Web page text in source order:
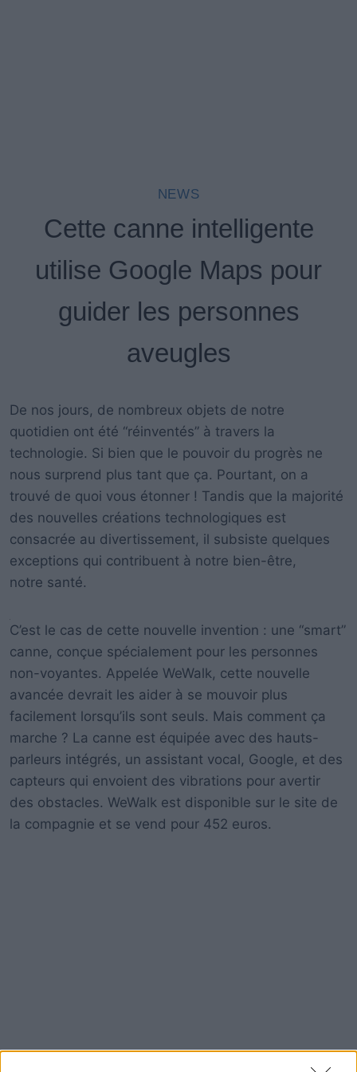
NEWS
Cette canne intelligente
utilise Google Maps pour
guider les personnes
aveugles
De nos jours, de nombreux objets de notre
quotidien ont été “réinventés” à travers la
technologie. Si bien que le pouvoir du progrès ne
nous surprend plus tant que ça. Pourtant, on a
trouvé de quoi vous étonner ! Tandis que la majorité
des nouvelles créations technologiques est
consacrée au divertissement, il subsiste quelques
exceptions qui contribuent à notre bien-être,
notre santé.
C’est le cas de cette nouvelle invention : une “smart”
canne, conçue spécialement pour les personnes
non-voyantes. Appelée WeWalk, cette nouvelle
avancée devrait les aider à se mouvoir plus
facilement lorsqu’ils sont seuls. Mais comment ça
marche ? La canne est équipée avec des hauts-
parleurs intégrés, un assistant vocal, Google, et des
capteurs qui envoient des vibrations pour avertir
des obstacles. WeWalk est disponible sur le site de
la compagnie et se vend pour 452 euros.